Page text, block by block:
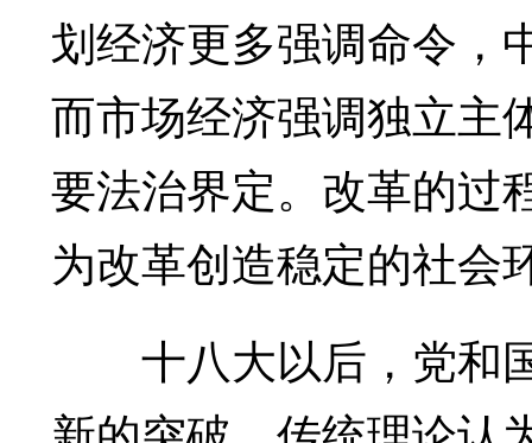
划经济更多强调命令，
而市场经济强调独立主
要法治界定。改革的过
为改革创造稳定的社会
十八大以后，党和